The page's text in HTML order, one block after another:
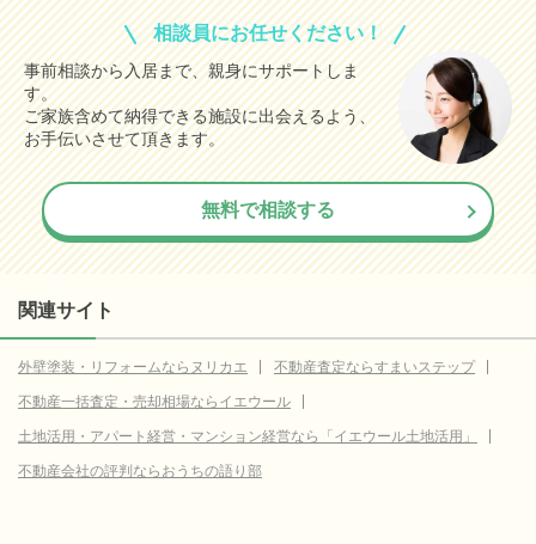
相談員にお任せください！
事前相談から入居まで、親身にサポートしま
す。
ご家族含めて納得できる施設に出会えるよう、
お手伝いさせて頂きます。
無料で相談する
関連サイト
外壁塗装・リフォームならヌリカエ
不動産査定ならすまいステップ
不動産一括査定・売却相場ならイエウール
土地活用・アパート経営・マンション経営なら「イエウール土地活用」
不動産会社の評判ならおうちの語り部